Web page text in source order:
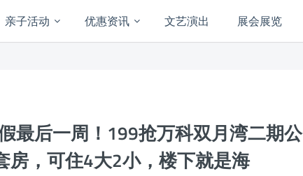
亲子活动 优惠资讯 文艺演出 展会展览
最后一周！199抢万科双月湾二期公
房，可住4大2小，楼下就是海